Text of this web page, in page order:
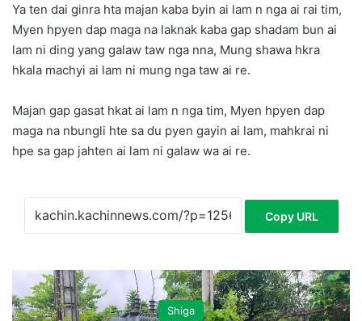
Ya ten dai ginra hta majan kaba byin ai lam n nga ai rai tim,
Myen hpyen dap maga na laknak kaba gap shadam bun ai
lam ni ding yang galaw taw nga nna, Mung shawa hkra
hkala machyi ai lam ni mung nga taw ai re.
Majan gap gasat hkat ai lam n nga tim, Myen hpyen dap
maga na nbungli hte sa du pyen gayin ai lam, mahkrai ni
hpe sa gap jahten ai lam ni galaw wa ai re.
Copy URL
Shiga